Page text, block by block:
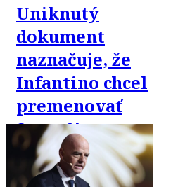
Uniknutý
dokument
naznačuje, že
Infantino chcel
premenovať
Superligu na
„FIFA Super
League“